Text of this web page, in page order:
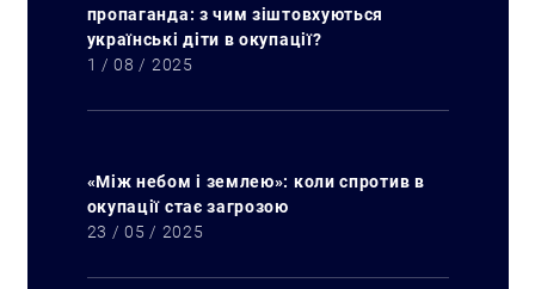
Искать:
пропаганда: з чим зіштовхуються
українські діти в окупації?
1 / 08 / 2025
«Між небом і землею»: коли спротив в
окупації стає загрозою
23 / 05 / 2025